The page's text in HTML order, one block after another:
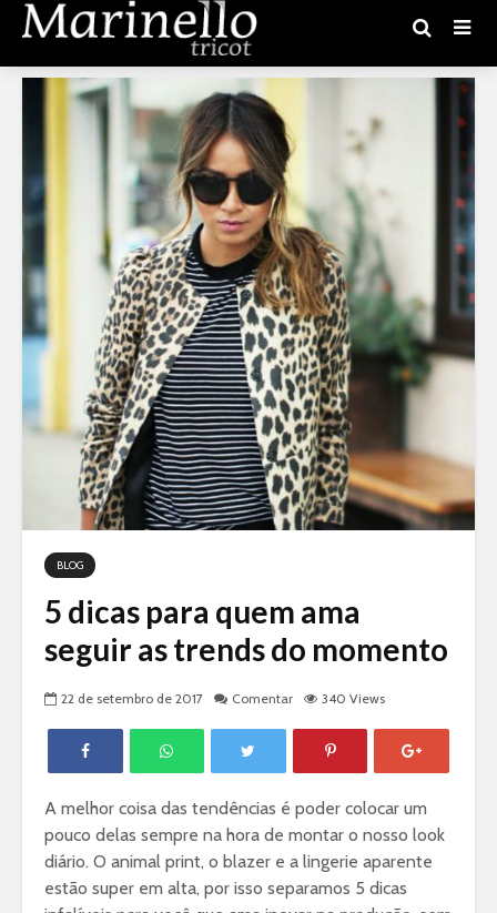
BLOG
5 dicas para quem ama
seguir as trends do momento
22 de setembro de 2017 Comentar 340 Views
A melhor coisa das tendências é poder colocar um
pouco delas sempre na hora de montar o nosso look
diário. O animal print, o blazer e a lingerie aparente
estão super em alta, por isso separamos 5 dicas